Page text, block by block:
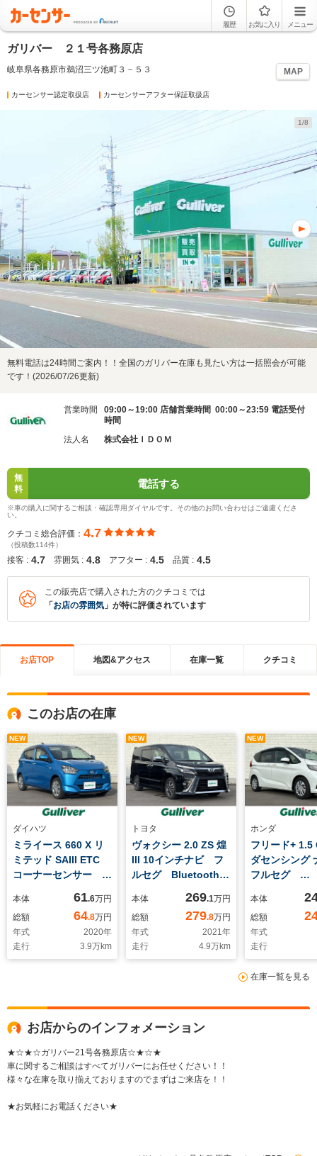
履歴 お気に入り メニュー
ガリバー ２１号各務原店
岐阜県各務原市鵜沼三ツ池町３－５３ MAP
カーセンサー認定取扱店 カーセンサーアフター保証取扱店
1/8
無料電話は24時間ご案内！！全国のガリバー在庫も見たい方は一括照会が可能
です！(2026/07/26更新)
営業時間
09:00～19:00 店舗営業時間 00:00～23:59 電話受付
時間
法人名
株式会社ＩＤＯＭ
無
料
電話する
※車の購入に関するご相談・確認専用ダイヤルです。その他のお問い合わせはご遠慮くださ
い。
クチコミ総合評価： 4.7
（投稿数114件）
接客 : 4.7 雰囲気 : 4.8 アフター : 4.5 品質 : 4.5
この販売店で購入された方のクチコミでは
「 お店の雰囲気 」が特に評価されています
お店TOP 地図&アクセス 在庫一覧 クチコミ
このお店の在庫
NEW
ダイハツ
ミライース 660 X リ
ミテッド SAIII ETC
コーナーセンサー ク
突被害軽減システム
衝突回避支援ブレーキ
機能 車線逸脱警報機
能 アイドリングスト
ップ フロアマット
ム
本体 61.6万円
総額
64.8万円
年式
2020年
走行
3.9万km
NEW
トヨタ
ヴォクシー 2.0 ZS 煌
III 10インチナビ フ
ルセグ Bluetooth
ラ フリップダウンモ
ニター 両側パワース
ライドドア クルーズ
コントロール ドライ
ブレコーダー ビルト
本体 269.1万円
総額
279.8万円
年式
2021年
走行
4.9万km
NEW
ホンダ
フリード+ 1.5
ダセンシン
フルセグ
メラ USB
ワースライド
ートヒータ
クルーズコン
ル ビルトイ
前後ドライブ
ト スマート
本体
総額
年式
走行
在庫一覧を見る
お店からのインフォメーション
★☆★☆ガリバー21号各務原店☆★☆★
車に関するご相談はすべてガリバーにお任せください！！
様々な在庫を取り揃えておりますのでまずはご来店を！！
★お気軽にお電話ください★